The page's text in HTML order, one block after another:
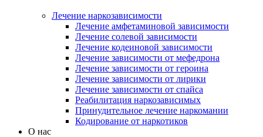
Лечение наркозависимости
Лечение амфетаминовой зависимости
Лечение солевой зависимости
Лечение кодеиновой зависимости
Лечение зависимости от мефедрона
Лечение зависимости от героина
Лечение зависимости от лирики
Лечение зависимости от спайса
Реабилитация наркозависимых
Принудительное лечение наркомании
Кодирование от наркотиков
О нас